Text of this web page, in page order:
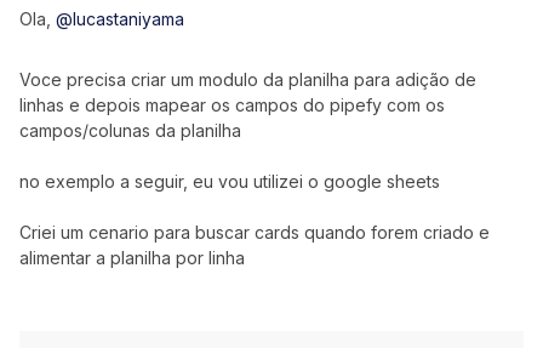
Ola, @lucastaniyama
Voce precisa criar um modulo da planilha para adição de
linhas e depois mapear os campos do pipefy com os
campos/colunas da planilha
no exemplo a seguir, eu vou utilizei o google sheets
Criei um cenario para buscar cards quando forem criado e
alimentar a planilha por linha